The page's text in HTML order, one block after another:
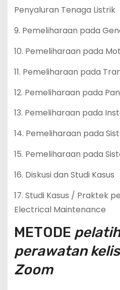
Penyaluran Tenaga Listrik
9. Pemeliharaan pada
10. Pemeliharaan pada
11. Pemeliharaan pada
12. Pemeliharaan pada
13. Pemeliharaan pada
14. Pemeliharaan pada
15. Pemeliharaan pada
16. Diskusi dan Studi Kasus
17. Studi Kasus / Praktek
Electrical Maintenance
METODE
perawatan
Zoom